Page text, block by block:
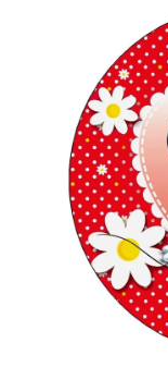
5
hvězdiček.